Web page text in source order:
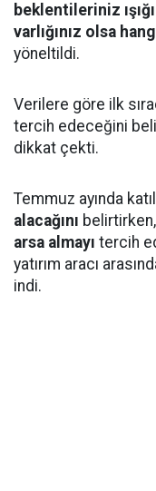
beklentileriniz
varlığınız olsa
yöneltildi.
Verilere göre ilk
tercih edeceğini
dikkat çekti.
Temmuz ayında
alacağını belirtirken,
arsa almayı tercih
yatırım aracı
indi.